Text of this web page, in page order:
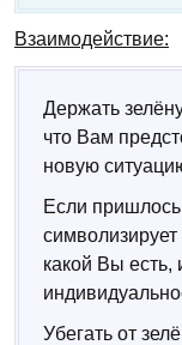
Взаимодействие:
Держать
что Вам
новую
Если
какой Вы есть,
Убегать от